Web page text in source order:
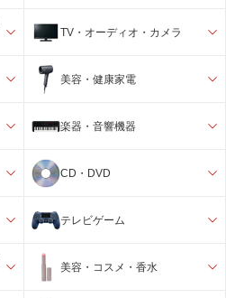
TV・オーディオ・カメラ
美容・健康家電
楽器・音響機器
CD・DVD
テレビゲーム
美容・コスメ・香水